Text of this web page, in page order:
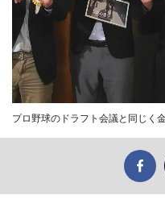
プロ野球のドラフト会議と同じく